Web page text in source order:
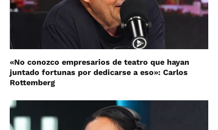
«No conozco empresarios de teatro que hayan
juntado fortunas por dedicarse a eso»: Carlos
Rottemberg